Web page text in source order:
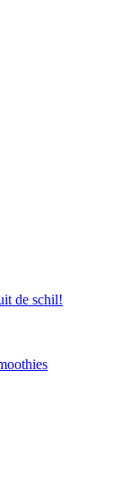
de schil!